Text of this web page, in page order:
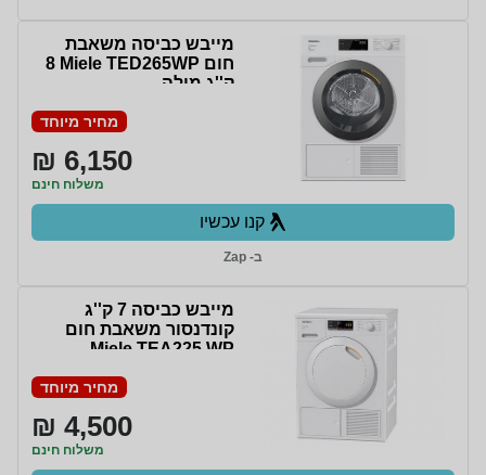
מייבש כביסה משאבת
חום Miele TED265WP ‏8
‏ק''ג מילה
מחיר מיוחד
6,150 ₪
משלוח חינם
קנו עכשיו
ב- Zap
מייבש כביסה 7 ק''ג
קונדנסור משאבת חום
Miele TEA225 WP
מחיר מיוחד
4,500 ₪
משלוח חינם